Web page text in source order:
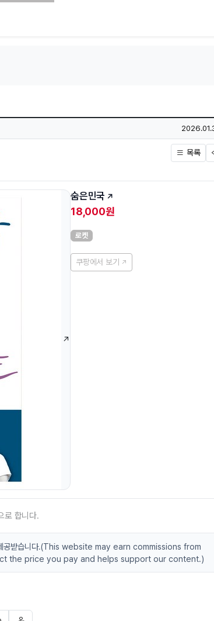
작성일
목록
숨은민국
18,000원
로켓
쿠팡에서 보기
로 합니다.
제공받습니다.(This website may earn commissions from
the price you pay and helps support our content.)